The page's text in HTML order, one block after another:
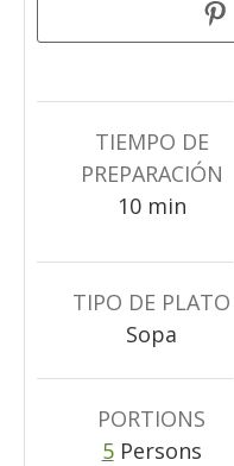
TIEMPO DE
PREPARACIÓN
10minutes
min
TIPO DE PLATO
Sopa
PORTIONS
5 Persons